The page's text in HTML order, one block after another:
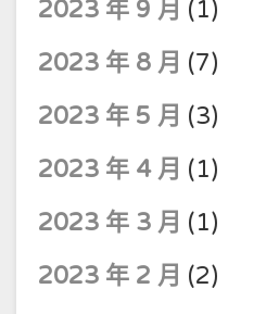
2023 年 9 月 (1)
2023 年 8 月 (7)
2023 年 5 月 (3)
2023 年 4 月 (1)
2023 年 3 月 (1)
2023 年 2 月 (2)